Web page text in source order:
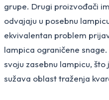
grupe. Drugi proizvođači
odvajaju u posebnu
ekvivalentan problem
lampica ograničene
svoju zasebnu lampicu,
sužava oblast traženja